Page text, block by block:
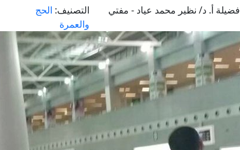
فضيلة أ. د/ نظير محمد عياد - مفتي
التصنيف: الحج
والعمرة